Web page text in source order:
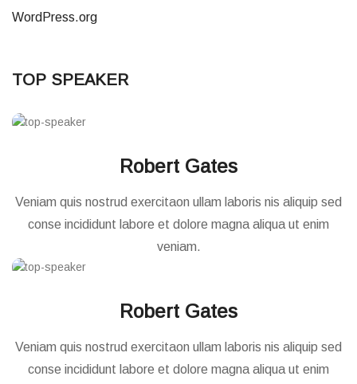
WordPress.org
TOP SPEAKER
Robert Gates
Veniam quis nostrud exercitaon ullam laboris nis aliquip sed
conse incididunt labore et dolore magna aliqua ut enim
veniam.
Robert Gates
Veniam quis nostrud exercitaon ullam laboris nis aliquip sed
conse incididunt labore et dolore magna aliqua ut enim